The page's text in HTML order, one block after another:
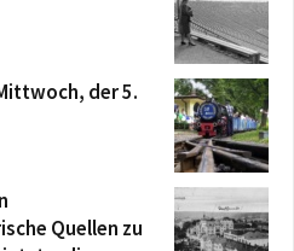
der 5.
Quellen zu